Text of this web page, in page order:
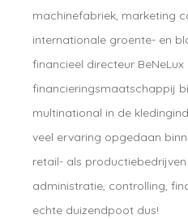
machinefabriek, marketing
internationale groente- en
financieel directeur
financieringsmaatschappij
multinational in de
veel ervaring opgedaan
retail- als
administratie, controlling,
echte duizendpoot dus!